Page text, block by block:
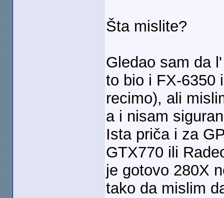
Šta mislite?
Gledao sam da
to bio i FX-6350
recimo), ali
a i nisam
Ista priča i za
GTX770 ili
je gotovo 280X
tako da mislim